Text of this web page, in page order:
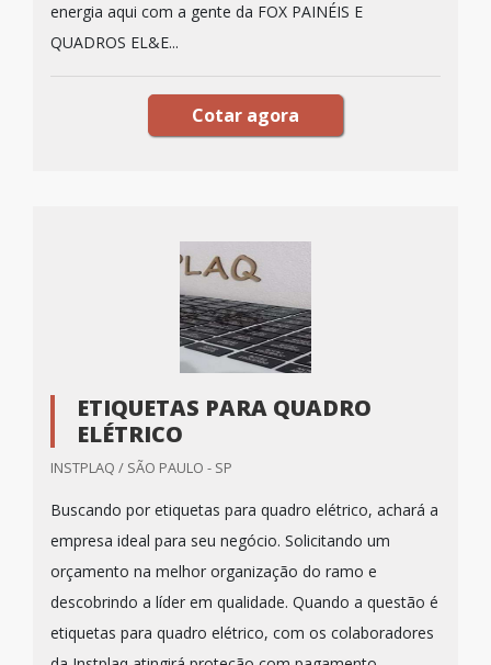
energia aqui com a gente da FOX PAINÉIS E
QUADROS EL&E...
Cotar agora
ETIQUETAS PARA QUADRO
ELÉTRICO
INSTPLAQ / SÃO PAULO - SP
Buscando por etiquetas para quadro elétrico, achará a
empresa ideal para seu negócio. Solicitando um
orçamento na melhor organização do ramo e
descobrindo a líder em qualidade. Quando a questão é
etiquetas para quadro elétrico, com os colaboradores